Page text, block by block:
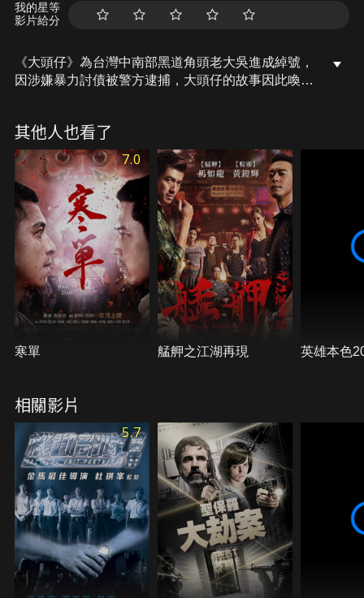
我的星等
影片給分
《大頭仔》為台灣中南部黑道角頭老大吳進成綽號，
因涉嫌暴力討債被警方逮捕，大頭仔的故事因此喚起
其他人也看了
7.0
寒單 艋舺之江湖再現 英雄本色
相關影片
5.7